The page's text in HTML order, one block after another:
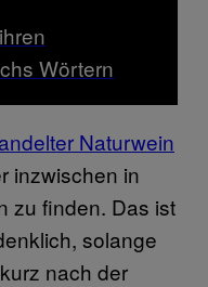
Wörtern
Naturwein
inzwischen in
zu finden. Das ist
solange
nach der